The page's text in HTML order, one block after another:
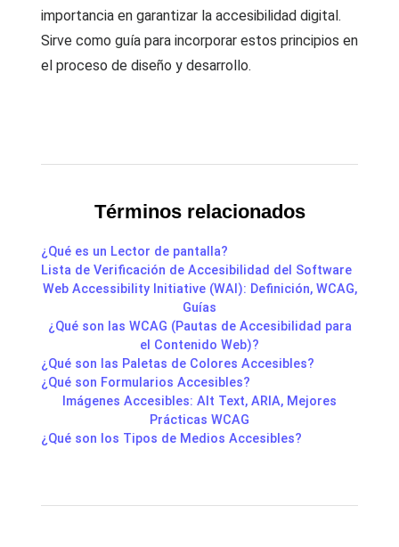
importancia en garantizar la accesibilidad digital.
Sirve como guía para incorporar estos principios en
el proceso de diseño y desarrollo.
Términos relacionados
¿Qué es un Lector de pantalla?
Lista de Verificación de Accesibilidad del Software
Web Accessibility Initiative (WAI): Definición, WCAG,
Guías
¿Qué son las WCAG (Pautas de Accesibilidad para
el Contenido Web)?
¿Qué son las Paletas de Colores Accesibles?
¿Qué son Formularios Accesibles?
Imágenes Accesibles: Alt Text, ARIA, Mejores
Prácticas WCAG
¿Qué son los Tipos de Medios Accesibles?